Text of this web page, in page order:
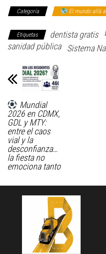
Categoría El mundo allá
Etiquetas dentista gratis
sanidad pública
Sistema
Mundial
2026 en CDMX,
GDL y MTY:
entre el caos
vial y la
desconfianza…
la fiesta no
emociona tanto